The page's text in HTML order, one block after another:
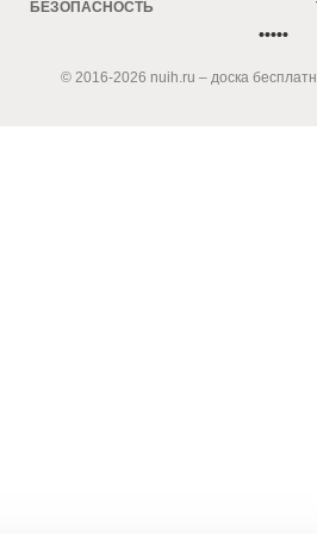
БЕЗОПАСНОСТЬ
•••••
© 2016-2026 nuih.ru – доска